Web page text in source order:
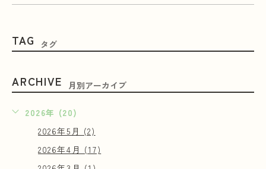
TAG タグ
ARCHIVE 月別アーカイブ
2026年 (20)
2026年5月 (2)
2026年4月 (17)